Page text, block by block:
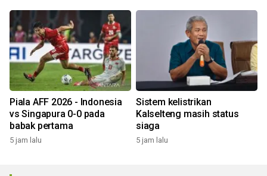
Piala AFF 2026 - Indonesia
vs Singapura 0-0 pada
babak pertama
5 jam lalu
Sistem kelistrikan
Kalselteng masih status
siaga
5 jam lalu